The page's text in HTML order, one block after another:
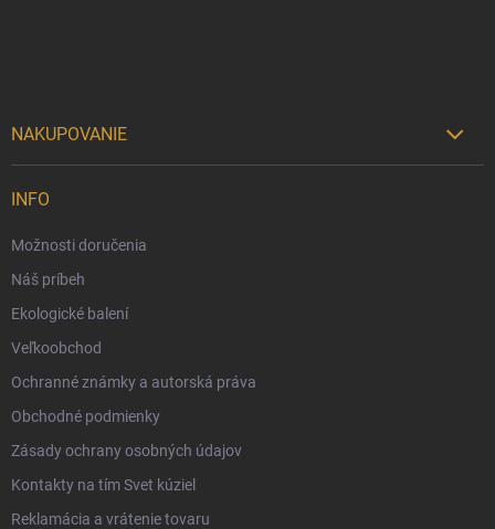
NAKUPOVANIE 
Darčekový radca 🎁
Moja objednávka
Reklamácia a vrátenie tovaru
Vernostný program
Veľkoobchod
Ekologické balenie objednávok
Obchodné podmienky
Zásady ochrany osobných údajov
INFO
Možnosti doručenia
Náš príbeh
Ekologické balení
Veľkoobchod
Ochranné známky a autorská práva
Obchodné podmienky
Zásady ochrany osobných údajov
Kontakty na tím Svet kúziel
Reklamácia a vrátenie tovaru